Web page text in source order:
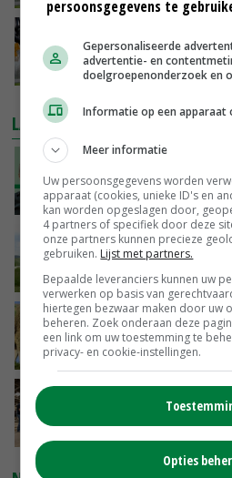
onder controle
27-03-2020
LAATSTE NIEUWS
Lobith’
VANDAAG, 11:00
POAH!: John Deere
VANDAAG, 10:00
Geen vee meer op
door
VANDAAG, 09:48
Na jarenlang
boeren nu
persoonsgegevens te
Gepersonaliseerde
advertentie- en
doelgroepenonderzoek en
Informatie op een apparaat
Meer informatie
Uw persoonsgegevens worden
apparaat (cookies, unieke ID's en
kan worden opgeslagen door,
4 partners of specifiek door deze
onze partners kunnen precieze
gebruiken. Lijst met partners.
Bepaalde leveranciers kunnen uw
verwerken op basis van
hiertegen bezwaar maken door uw
beheren. Zoek onderaan deze
een link om uw toestemming te
privacy- en cookie-instellingen.
Opties